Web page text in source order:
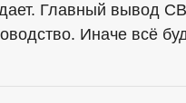
Главный вывод
Иначе всё